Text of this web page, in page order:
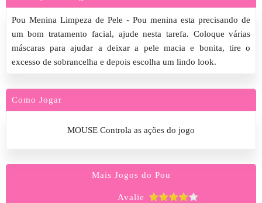
Pou Menina Limpeza de Pele - Pou menina esta precisando de
um bom tratamento facial, ajude nesta tarefa. Coloque várias
máscaras para ajudar a deixar a pele macia e bonita, tire o
excesso de sobrancelha e depois escolha um lindo look.
Como Jogar
MOUSE Controla as ações do jogo
Mais Jogos do Pou
Avalie